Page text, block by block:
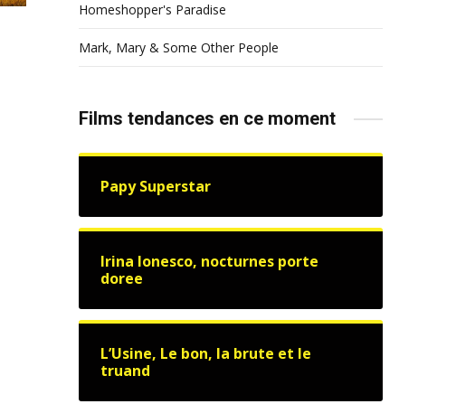
Homeshopper's Paradise
Mark, Mary & Some Other People
Films tendances en ce moment
Papy Superstar
Irina Ionesco, nocturnes porte
doree
L’Usine, Le bon, la brute et le
truand